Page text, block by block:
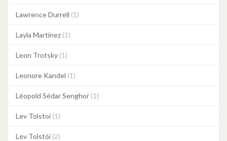
Lawrence Durrell (1)
Layla Martínez (1)
Leon Trotsky (1)
Leonore Kandel (1)
Léopold Sédar Senghor (1)
Lev Tolstoi (1)
Lev Tolstói (2)